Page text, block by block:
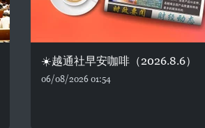
☀️越通社早安咖啡（2026.8.6）
06/08/2026 01:54